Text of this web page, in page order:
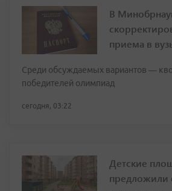
В
приема в
Среди обсуждаемых вариантов —
победителей олимпиад
сегодня, 03:22
Детские
предложили